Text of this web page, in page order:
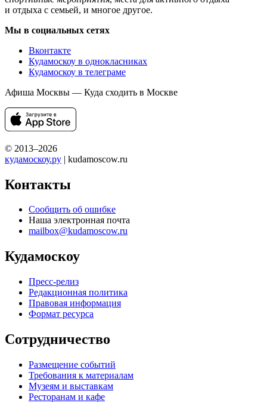
и отдыха с семьей, и многое другое.
Мы в социальных сетях
Вконтакте
Кудамоскоу в однокласниках
Кудамоскоу в телеграме
Афиша Москвы — Куда сходить в Москве
© 2013–2026
кудамоскоу.ру | kudamoscow.ru
Контакты
Сообщить об ошибке
Наша электронная почта
mailbox@kudamoscow.ru
Кудамоскоу
Пресс-релиз
Редакционная политика
Правовая информация
Формат ресурса
Сотрудничество
Размещение событий
Требования к материалам
Музеям и выставкам
Ресторанам и кафе